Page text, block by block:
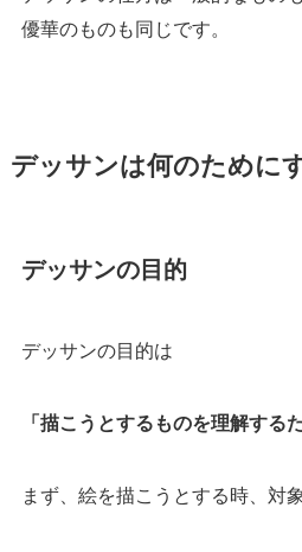
優華のものも同じです。
デッサンは何のために
デッサンの目的
デッサンの目的は
「描こうとするものを理解するた
まず、絵を描こうとする時、対